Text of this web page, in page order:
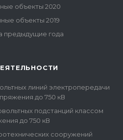
объекты 2020
объекты 2019
предыдущие года
линий электропередачи
до 750 кВ
подстанций классом
до 750 кВ
сооружений